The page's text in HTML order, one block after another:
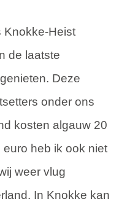
Knokke-Heist
de laatste
Deze
onder ons
kosten algauw 20
heb ik ook niet
weer vlug
In Knokke kan